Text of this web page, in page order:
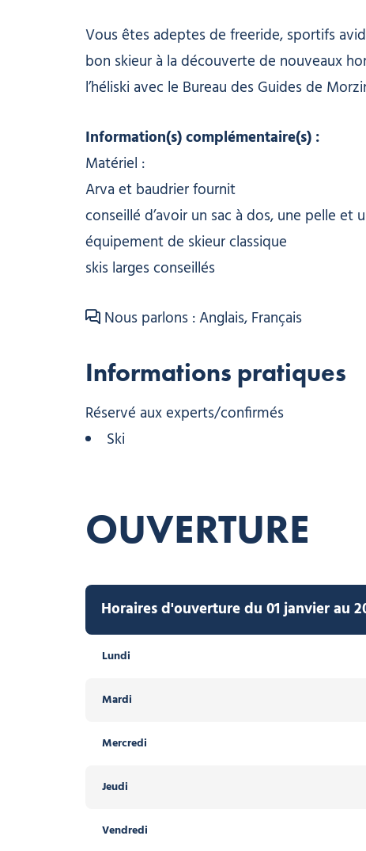
Vous êtes adeptes de freeride, sportifs
bon skieur à la découverte de nouveaux
l’héliski avec le Bureau des Guides de
Information(s) complémentaire(s) :
Matériel :
Arva et baudrier fournit
conseillé d’avoir un sac à dos, une pelle et
équipement de skieur classique
skis larges conseillés
Nous parlons : Anglais, Français
Informations pratiques
Réservé aux experts/confirmés
Ski
OUVERTURE
Horaires d'ouverture du 01 janvier au
Lundi
Mardi
Mercredi
Jeudi
Vendredi